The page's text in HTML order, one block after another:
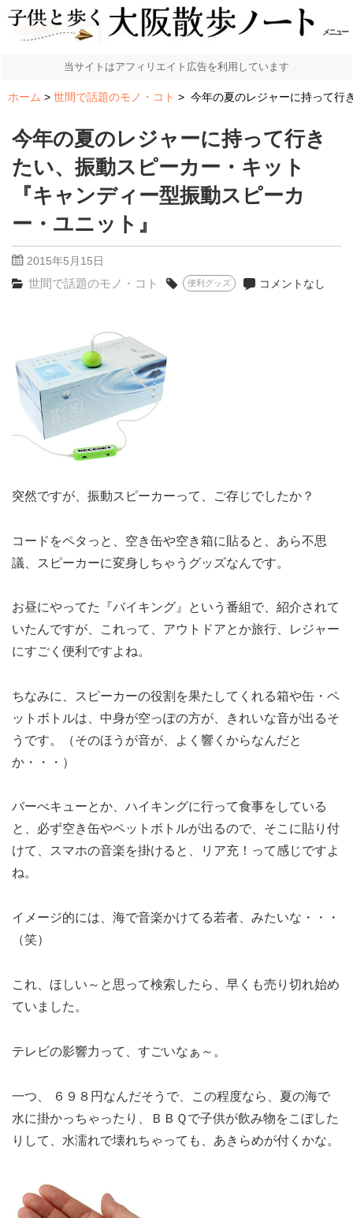
メニュー
当サイトはアフィリエイト広告を利用しています
ホーム 世間で話題のモノ・コト 今年の夏のレジャーに持って行
今年の夏のレジャーに持って行き
たい、振動スピーカー・キット
『キャンディー型振動スピーカ
ー・ユニット』
2015年5月15日
世間で話題のモノ・コト 便利グッズ コメントなし
突然ですが、振動スピーカーって、ご存じでしたか？
コードをペタっと、空き缶や空き箱に貼ると、あら不思
議、スピーカーに変身しちゃうグッズなんです。
お昼にやってた『バイキング』という番組で、紹介されて
いたんですが、これって、アウトドアとか旅行、レジャー
にすごく便利ですよね。
ちなみに、スピーカーの役割を果たしてくれる箱や缶・ペ
ットボトルは、中身が空っぽの方が、きれいな音が出るそ
うです。（そのほうが音が、よく響くからなんだと
か・・・）
バーべキューとか、ハイキングに行って食事をしている
と、必ず空き缶やペットボトルが出るので、そこに貼り付
けて、スマホの音楽を掛けると、リア充！って感じですよ
ね。
イメージ的には、海で音楽かけてる若者、みたいな・・・
（笑）
これ、ほしい～と思って検索したら、早くも売り切れ始め
ていました。
テレビの影響力って、すごいなぁ～。
一つ、 ６９８円なんだそうで、この程度なら、夏の海で
水に掛かっちゃったり、ＢＢＱで子供が飲み物をこぼした
りして、水濡れで壊れちゃっても、あきらめが付くかな。